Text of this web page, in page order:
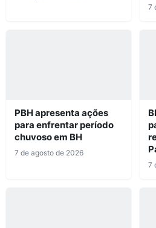
7
PBH apresenta ações
para enfrentar período
chuvoso em BH
7 de agosto de 2026
7